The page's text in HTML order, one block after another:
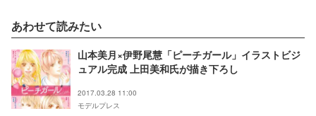
あわせて読みたい
山本美月×伊野尾慧「ピーチガール」イラストビジ
ュアル完成 上田美和氏が描き下ろし
2017.03.28 11:00
モデルプレス